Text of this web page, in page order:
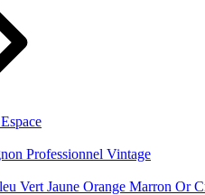
Espace
Professionnel Vintage
Vert Jaune Orange Marron Or